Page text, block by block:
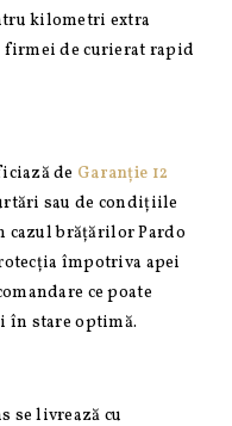
kilometri extra
de curierat rapid
de Garanție 12
sau de condițiile
cazul brățărilor Pardo
împotriva apei
ce poate
în stare optimă.
se livrează cu